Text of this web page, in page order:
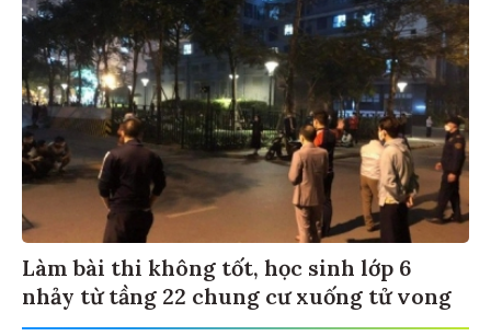
Làm bài thi không tốt, học sinh lớp 6
nhảy từ tầng 22 chung cư xuống tử vong